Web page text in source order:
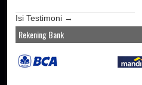
Isi Testimoni →
Rekening Bank